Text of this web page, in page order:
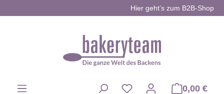
Hier geht’s zum B2B-Shop
0,00 €